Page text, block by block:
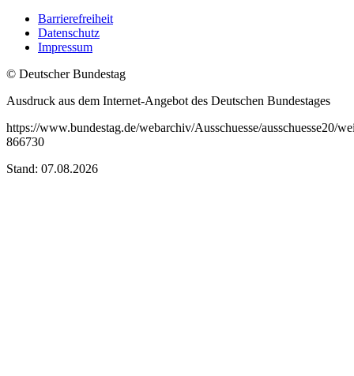
Barrierefreiheit
Datenschutz
Impressum
© Deutscher Bundestag
Ausdruck aus dem Internet-Angebot des Deutschen Bundestages
https://www.bundestag.de/webarchiv/Ausschuesse/ausschuesse20/
866730
Stand: 07.08.2026